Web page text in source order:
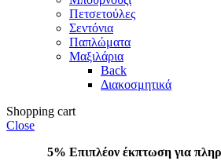
Πετσετούλες
Σεντόνια
Παπλώματα
Μαξιλάρια
Back
Διακοσμητικά
Shopping cart
Close
5% Επιπλέον έκπτωση για